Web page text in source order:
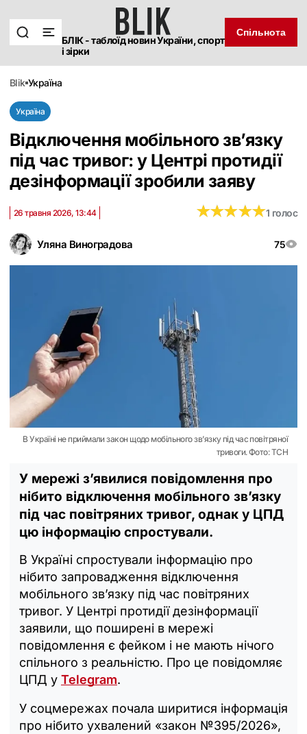
БЛІК - таблоїд новин України, спорт
і зірки
Спільнота
blik україна
Україна
Відключення мобільного зв’язку
під час тривог: у Центрі протидії
дезінформації зробили заяву
Уляна Виноградова 75
26 травня 2026, 13:44 ★★★★★
★★★★★1 голос
В Україні не приймали закон щодо мобільного зв’язку під час повітряної
тривоги. Фото: ТСН
У мережі з’явилися повідомлення про
нібито відключення мобільного зв’язку
під час повітряних тривог, однак у ЦПД
цю інформацію спростували.
В Україні спростували інформацію про
нібито запровадження відключення
мобільного зв’язку під час повітряних
тривог. У Центрі протидії дезінформації
заявили, що поширені в мережі
повідомлення є фейком і не мають нічого
спільного з реальністю. Про це повідомляє
ЦПД у Telegram.
У соцмережах почала ширитися інформація
про нібито ухвалений «закон №395/2026»,